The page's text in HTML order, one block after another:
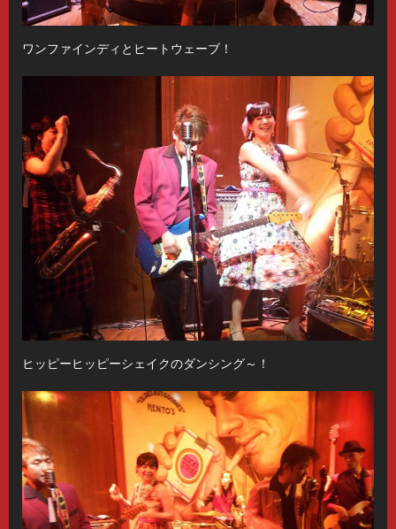
ワンファインディとヒートウェーブ！
ヒッピーヒッピーシェイクのダンシング～！